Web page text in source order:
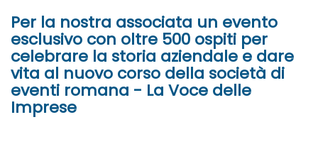
Per la nostra associata un evento
esclusivo con oltre 500 ospiti per
celebrare la storia aziendale e dare
vita al nuovo corso della società di
eventi romana - La Voce delle
Imprese